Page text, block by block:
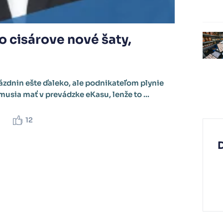
cisárove nové šaty,
ešte ďaleko, ale podnikateľom plynie
mať v prevádzke eKasu, lenže to ...
12